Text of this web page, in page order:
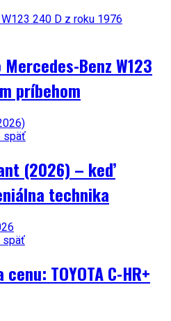
Benz W123
príbehom
späť
(2026) – keď
technika
späť
TOYOTA C-HR+